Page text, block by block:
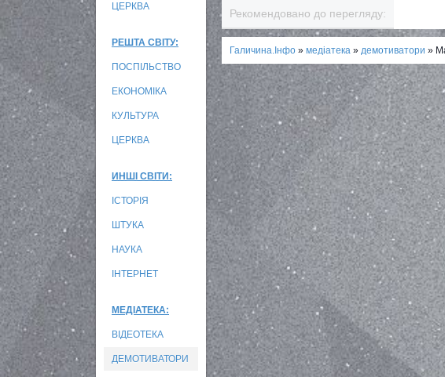
ЦЕРКВА
РЕШТА СВІТУ:
ПОСПІЛЬСТВО
ЕКОНОМІКА
КУЛЬТУРА
ЦЕРКВА
ИНШІ СВІТИ:
ІСТОРІЯ
ШТУКА
НАУКА
ІНТЕРНЕТ
МЕДІАТЕКА:
ВІДЕОТЕКА
ДЕМОТИВАТОРИ
Рекомендовано до перегляду:
Галичина.Інфо » медіатека » демотиватори »